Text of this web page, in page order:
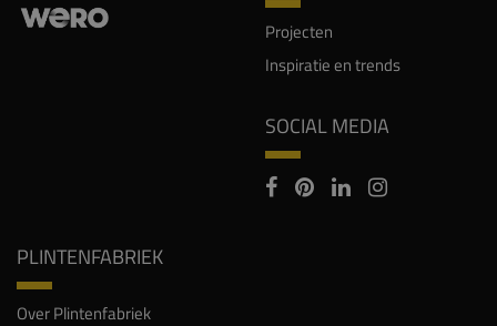
Projecten
Inspiratie en trends
SOCIAL MEDIA
PLINTENFABRIEK
Over Plintenfabriek